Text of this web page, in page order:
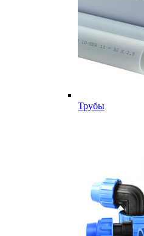
Трубы